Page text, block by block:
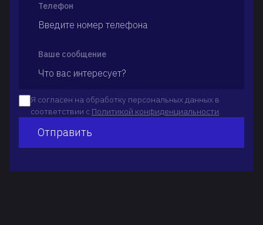
Телефон
Ваше сообщение
Я согласен на обработку персональных данных в
соответствии с Политикой конфиденциальности.
Отправить